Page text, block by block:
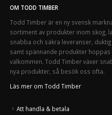
OM TODD TIMBER
Todd Timber är en ny svensk
sortiment av produkter inom skog,
snabba och säkra leveranser,
samt spännande produkter hoppas
välkommen. Todd Timber växer
nya produkter, så besök oss ofta.
Läs mer om Todd Timber
Att handla & betala